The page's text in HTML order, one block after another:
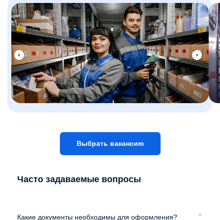
Выбрать вакансию
Часто задаваемые вопросы
Какие документы необходимы для оформления?